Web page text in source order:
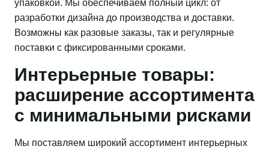
упаковкой. Мы обеспечиваем полный цикл: от
разработки дизайна до производства и доставки.
Возможны как разовые заказы, так и регулярные
поставки с фиксированными сроками.
Интерьерные товары:
расширение ассортимента
с минимальными рисками
Мы поставляем широкий ассортимент интерьерных